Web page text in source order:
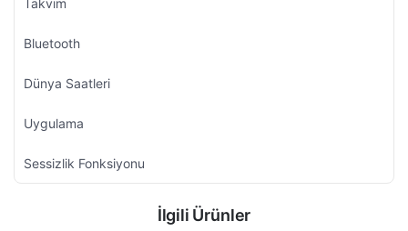
Bluetooth
Dünya Saatleri
Uygulama
Sessizlik Fonksiyonu
İlgili Ürünler